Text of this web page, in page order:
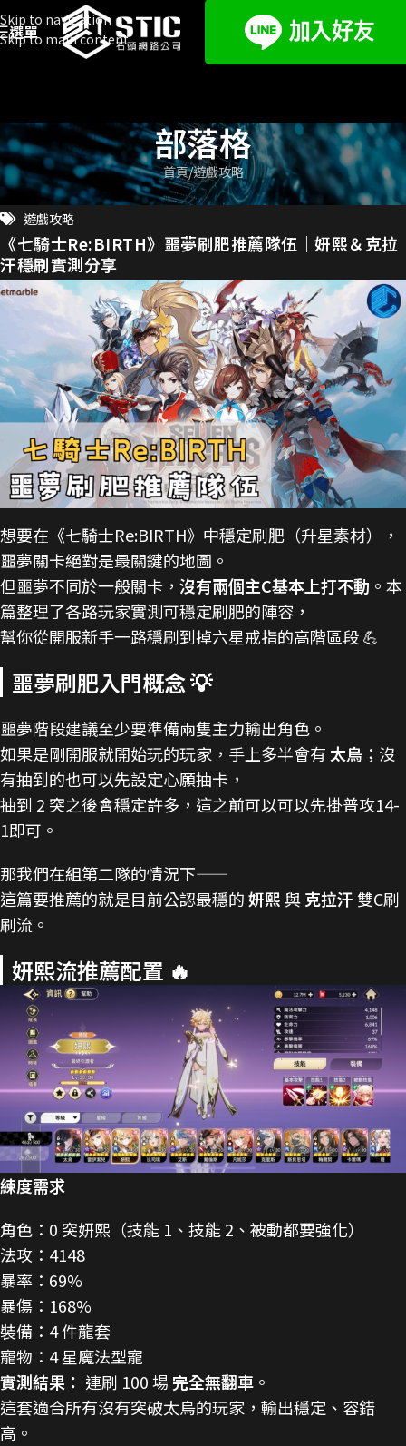
Skip to navigation
Skip to main content
選單
部落格
首頁 遊戲攻略
遊戲攻略
《七騎士Re:BIRTH》噩夢刷肥推薦隊伍｜妍熙＆克拉
汗穩刷實測分享
想要在《七騎士Re:BIRTH》中穩定刷肥（升星素材），
噩夢關卡絕對是最關鍵的地圖。
但噩夢不同於一般關卡， 沒有兩個主C基本上打不動 。本
篇整理了各路玩家實測可穩定刷肥的陣容，
幫你從開服新手一路穩刷到掉六星戒指的高階區段 💪
噩夢刷肥入門概念 💡
噩夢階段建議至少要準備兩隻主力輸出角色。
如果是剛開服就開始玩的玩家，手上多半會有太烏 ；沒
有抽到的也可以先設定心願抽卡，
抽到 2 突之後會穩定許多，這之前可以可以先掛普攻14-
1即可。
那我們在組第二隊的情況下——
這篇要推薦的就是目前公認最穩的妍熙與克拉汗雙C刷
刷流。
妍熙流推薦配置 🔥
練度需求
角色：0 突妍熙（技能 1、技能 2、被動都要強化）
法攻：4148
暴率：69%
暴傷：168%
裝備：4 件龍套
寵物：4 星魔法型寵
實測結果： 連刷 100 場完全無翻車 。
這套適合所有沒有突破太烏的玩家，輸出穩定、容錯
高。